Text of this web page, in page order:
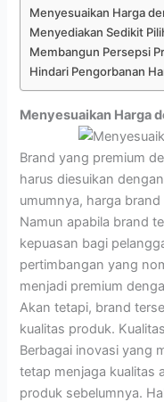
Menyesuaikan Harga
Menyediakan Sedikit
Membangun Persepsi
Hindari Pengorbanan
Menyesuaikan Harga
Brand yang premium
harus diesuikan
umumnya, harga
Namun apabila brand
kepuasan bagi
pertimbangan yang
menjadi premium
Akan tetapi, brand
kualitas produk.
Berbagai inovasi yang
tetap menjaga kualitas
produk sebelumnya.